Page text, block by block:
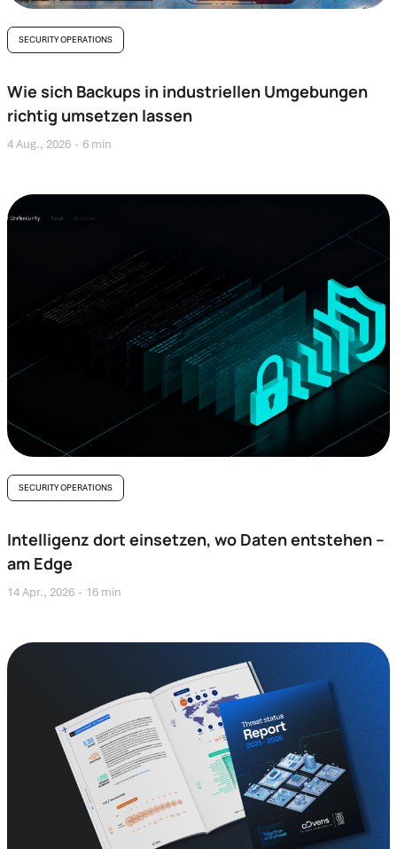
SECURITY OPERATIONS
Wie sich Backups in industriellen Umgebungen
richtig umsetzen lassen
4 Aug., 2026 6 min
SECURITY OPERATIONS
Intelligenz dort einsetzen, wo Daten entstehen –
am Edge
14 Apr., 2026 16 min